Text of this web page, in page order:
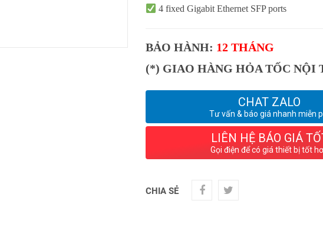
4 fixed Gigabit Ethernet SFP ports
BẢO HÀNH: 12 THÁNG
(*) GIAO HÀNG HỎA TỐC NỘI
CHAT ZALO
Tư vấn & báo giá nhanh miễn
LIÊN HỆ BÁO GIÁ
Gọi điện để có giá thiết bị tốt
CHIA SẺ